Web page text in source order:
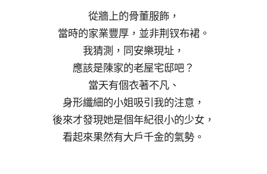
從牆上的骨董服飾，
當時的家業豐厚，並非荆钗布裙。
我猜測，同安樂現址，
應該是陳家的老屋宅邸吧？
當天有個衣著不凡、
身形纖細的小姐吸引我的注意，
後來才發現她是個年紀很小的少女，
看起來果然有大戶千金的氣勢。